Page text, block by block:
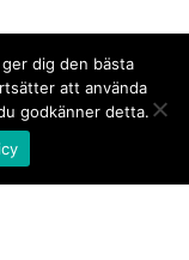
dig den bästa
att använda
godkänner detta.